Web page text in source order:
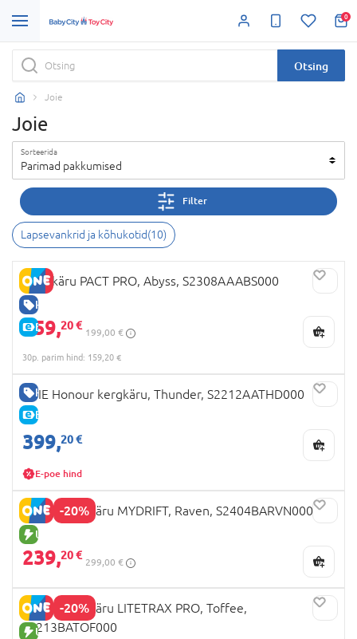
0
Otsing
Joie
Joie
Sorteerida
Parimad pakkumised
Filter
Lapsevankrid ja kõhukotid(10)
HEA HIND
E-HIND
JOIE käru PACT PRO, Abyss, S2308AAABS000
159,20 €
199,00 €
30p. parim hind: 159,20 €
HEA HIND
E-HIND
JOIE Honour kergkäru, Thunder, S2212AATHD000
399,20 €
E-poe hind
-20%
UUS TOODE
JOIE jalutuskäru MYDRIFT, Raven, S2404BARVN000
239,20 €
299,00 €
-20%
UUS TOODE
JOIE jalutuskäru LITETRAX PRO, Toffee,
S2213BATOF000